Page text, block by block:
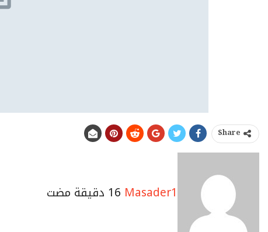
Share
Masader1